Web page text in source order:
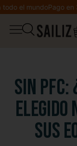
el mundoPago en 3
Peto
Chaqueta
Cuaderno
Cocreación
Sin
elegido
sus